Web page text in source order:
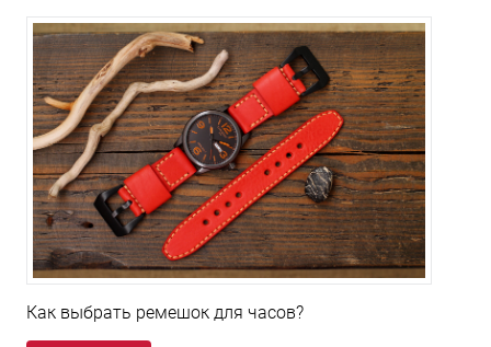
Как выбрать ремешок для часов?